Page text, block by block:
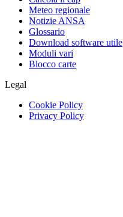
Meteo regionale
Notizie ANSA
Glossario
Download software utile
Moduli vari
Blocco carte
Legal
Cookie Policy
Privacy Policy